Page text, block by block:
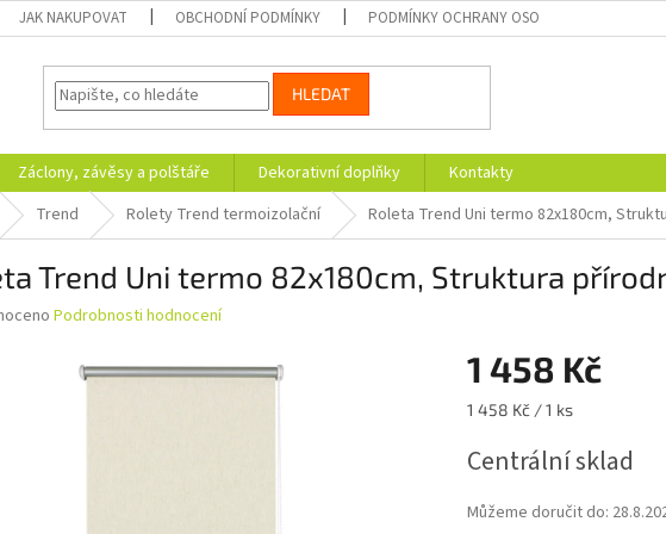
JAK NAKUPOVAT OBCHODNÍ PODMÍNKY PODMÍNKY OCHRANY OSOBNÍCH ÚDAJŮ
HLEDAT
Záclony, závěsy a polštáře Dekorativní doplňky
Kontakty
Trend Rolety Trend termoizolační Roleta Trend Uni termo 82x180cm,
Trend Uni termo 82x180cm, Struktura
Podrobnosti hodnocení
1 458 Kč
Měrná
1 458 Kč / 1 ks
Centrální sklad
Můžeme doručit do: